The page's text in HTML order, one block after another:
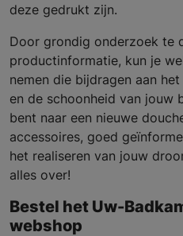
deze gedrukt zijn.
Door grondig onderzoek te
productinformatie, kun je
nemen die bijdragen aan
en de schoonheid van jouw
bent naar een nieuwe
accessoires, goed
het realiseren van jouw
alles over!
Bestel het Uw-
webshop